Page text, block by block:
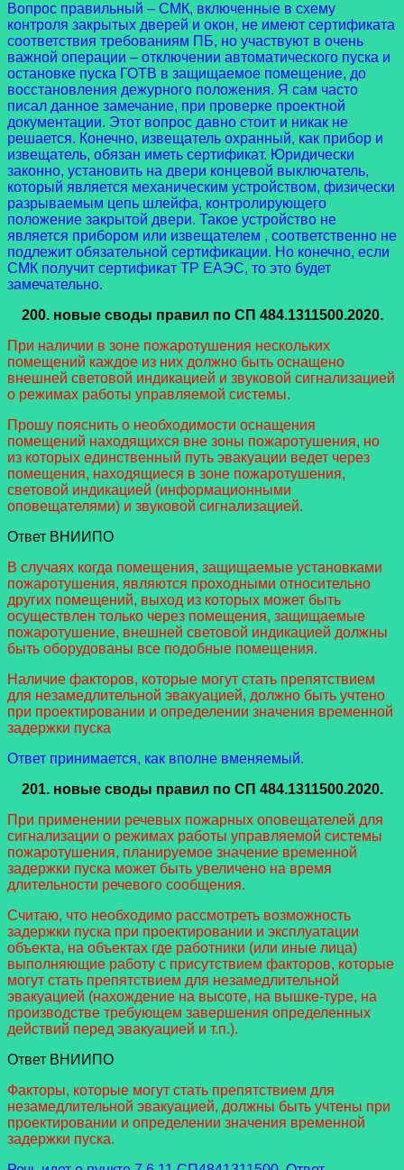
Вопрос правильный – СМК, включенные в схему
контроля закрытых дверей и окон, не имеют сертификата
соответствия требованиям ПБ, но участвуют в очень
важной операции – отключении автоматического пуска и
остановке пуска ГОТВ в защищаемое помещение, до
восстановления дежурного положения. Я сам часто
писал данное замечание, при проверке проектной
документации. Этот вопрос давно стоит и никак не
решается. Конечно, извещатель охранный, как прибор и
извещатель, обязан иметь сертификат. Юридически
законно, установить на двери концевой выключатель,
который является механическим устройством, физически
разрываемым цепь шлейфа, контролирующего
положение закрытой двери. Такое устройство не
является прибором или извещателем , соответственно не
подлежит обязательной сертификации. Но конечно, если
СМК получит сертификат ТР ЕАЭС, то это будет
замечательно.
200. новые своды правил по СП 484.1311500.2020.
При наличии в зоне пожаротушения нескольких
помещений каждое из них должно быть оснащено
внешней световой индикацией и звуковой сигнализацией
о режимах работы управляемой системы.
Прошу пояснить о необходимости оснащения
помещений находящихся вне зоны пожаротушения, но
из которых единственный путь эвакуации ведет через
помещения, находящиеся в зоне пожаротушения,
световой индикацией (информационными
оповещателями) и звуковой сигнализацией.
Ответ ВНИИПО
В случаях когда помещения, защищаемые установками
пожаротушения, являются проходными относительно
других помещений, выход из которых может быть
осуществлен только через помещения, защищаемые
пожаротушение, внешней световой индикацией должны
быть оборудованы все подобные помещения.
Наличие факторов, которые могут стать препятствием
для незамедлительной эвакуацией, должно быть учтено
при проектировании и определении значения временной
задержки пуска
Ответ принимается, как вполне вменяемый.
201. новые своды правил по СП 484.1311500.2020.
При применении речевых пожарных оповещателей для
сигнализации о режимах работы управляемой системы
пожаротушения, планируемое значение временной
задержки пуска может быть увеличено на время
длительности речевого сообщения.
Считаю, что необходимо рассмотреть возможность
задержки пуска при проектировании и эксплуатации
объекта, на объектах где работники (или иные лица)
выполняющие работу с присутствием факторов, которые
могут стать препятствием для незамедлительной
эвакуацией (нахождение на высоте, на вышке-туре, на
производстве требующем завершения определенных
действий перед эвакуацией и т.п.).
Ответ ВНИИПО
Факторы, которые могут стать препятствием для
незамедлительной эвакуацией, должны быть учтены при
проектировании и определении значения временной
задержки пуска.